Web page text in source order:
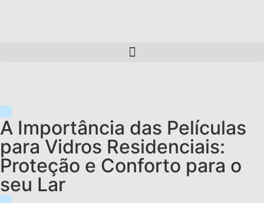
A Importância das Películas
para Vidros Residenciais:
Proteção e Conforto para o
seu Lar